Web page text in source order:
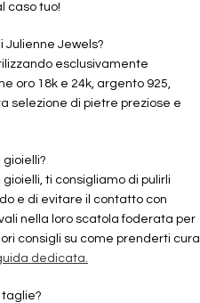
caso tuo!
Julienne Jewels?
esclusivamente
oro 18k e 24k, argento 925,
selezione di pietre preziose e
ti consigliamo di pulirli
e di evitare il contatto con
nella loro scatola foderata per
consigli su come prenderti cura
dedicata.
taglie?